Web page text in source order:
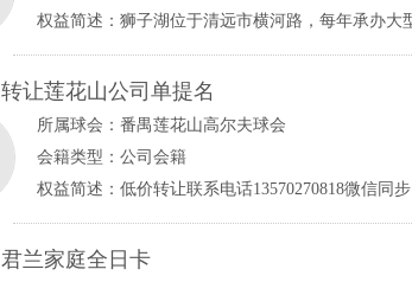
转让莲花山公司单提名
所属球会： 番禺莲花山高尔夫球会
会籍类型：公司会籍
权益简述：低价转让联系电话13570270818微信同步
君兰家庭全日卡